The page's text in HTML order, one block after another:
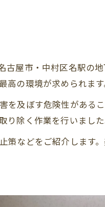
屋市・中村区名駅の
の環境が求められます
を及ぼす危険性があ
除く作業を行いました
策などをご紹介しま